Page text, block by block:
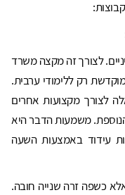
לצורך זה מקצה משרד
רק ללימודי ערבית.
לצורך מקצועות אחרים
משמעות הדבר היא
עידוד באמצעות השעה
כשפה זרה שנייה חובה.